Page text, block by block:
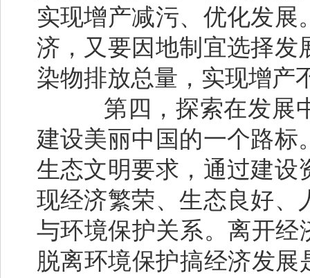
实现增产减污、优化发
济，又要因地制宜选择发
染物排放总量，实现增产
第四，探索在发展中
建设美丽中国的一个路标
生态文明要求，通过建设
现经济繁荣、生态良好、
与环境保护关系。离开经
脱离环境保护搞经济发展